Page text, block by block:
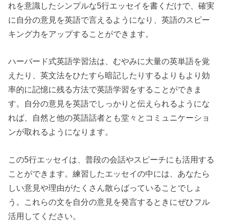
れを意識したシンプルな5行エッセイを書くだけで、確実
に自分の意見を英語で言えるようになり、英語のスピー
キング力をアップすることができます。
ハーバード式英語学習法は、むやみに大量の英単語を覚
えたり、英文法をひたすら暗記したりするよりもより効
率的に記憶に残る方法で英語学習をすることができま
す。自分の意見を英語でしっかりと伝えられるようにな
れば、自然と他の英語話者とも堂々とコミュニケーショ
ンが取れるようになります。
この5行エッセイは、普段の会話やスピーチにも活用する
ことができます。練習したエッセイの中には、あなたら
しい意見や理由がたくさん散らばっていることでしょ
う。これらの文を自分の意見を発言するときにぜひフル
活用してください。